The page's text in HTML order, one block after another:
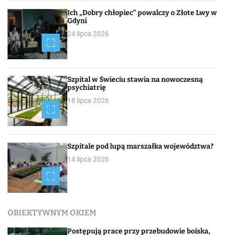
Ich „Dobry chłopiec” powalczy o Złote Lwy w
Gdyni
24 lipca 2026
Szpital w Świeciu stawia na nowoczesną
psychiatrię
18 lipca 2026
Szpitale pod lupą marszałka województwa?
14 lipca 2026
OBIEKTYWNYM OKIEM
Postępują prace przy przebudowie boiska,